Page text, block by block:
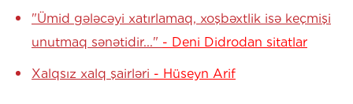
"Ümid gələcəyi xatırlamaq, xoşbəxtlik isə keçmişi
unutmaq sənətidir..." - Deni Didrodan sitatlar
Xalqsız xalq şairləri - Hüseyn Arif